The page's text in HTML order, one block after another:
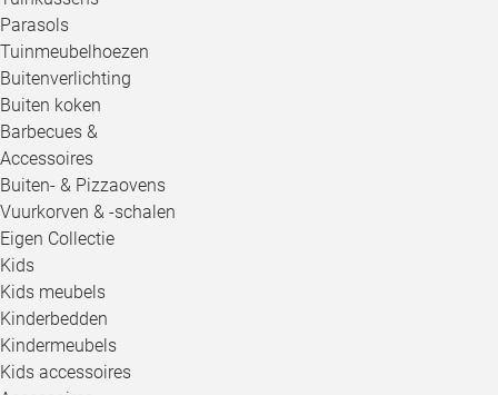
Parasols
Tuinmeubelhoezen
Buitenverlichting
Buiten koken
Barbecues &
Accessoires
Buiten- & Pizzaovens
Vuurkorven & -schalen
Eigen Collectie
Kids
Kids meubels
Kinderbedden
Kindermeubels
Kids accessoires